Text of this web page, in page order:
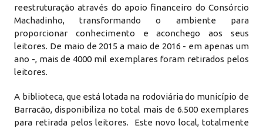
reestruturação através do apoio financeiro do Consórcio
Machadinho, transformando o ambiente para
proporcionar conhecimento e aconchego aos seus
leitores. De maio de 2015 a maio de 2016 - em apenas um
ano -, mais de 4000 mil exemplares foram retirados pelos
leitores.
A biblioteca, que está lotada na rodoviária do município de
Barracão, disponibiliza no total mais de 6.500 exemplares
para retirada pelos leitores. Este novo local, totalmente